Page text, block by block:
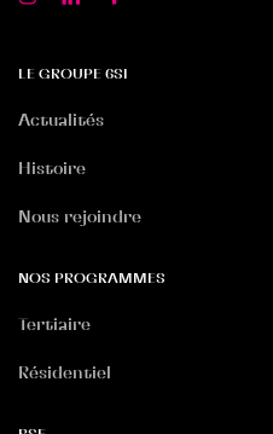
LE GROUPE 6SI
Actualités
Histoire
Nous rejoindre
NOS PROGRAMMES
Tertiaire
Résidentiel